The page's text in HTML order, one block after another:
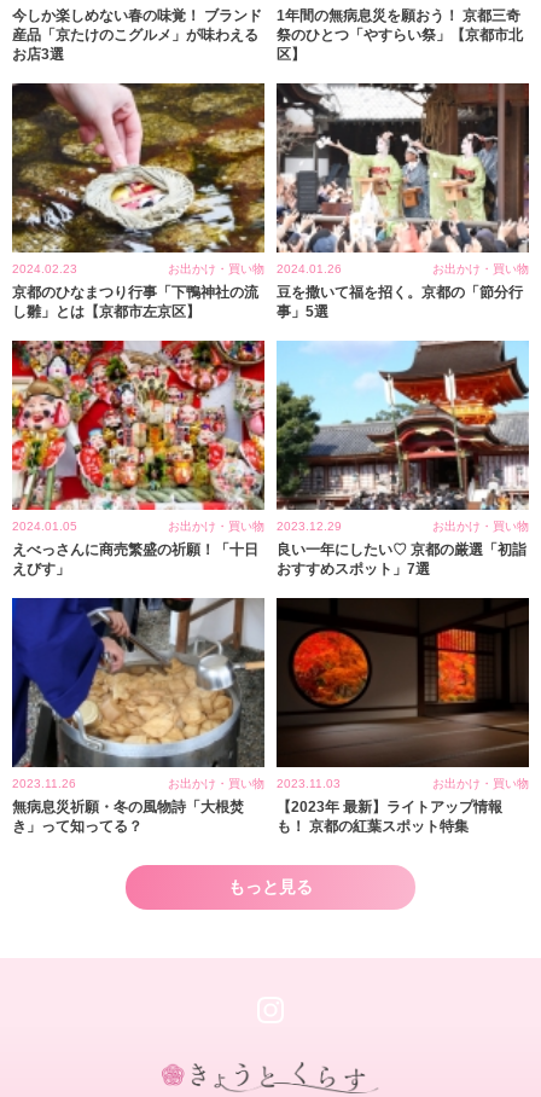
今しか楽しめない春の味覚！ ブランド
産品「京たけのこグルメ」が味わえる
お店3選
1年間の無病息災を願おう！ 京都三奇
祭のひとつ「やすらい祭」【京都市北
区】
2024.02.23 お出かけ・買い物
京都のひなまつり行事「下鴨神社の流
し雛」とは【京都市左京区】
2024.01.26 お出かけ・買い物
豆を撒いて福を招く。京都の「節分行
事」5選
2024.01.05 お出かけ・買い物
えべっさんに商売繁盛の祈願！「十日
えびす」
2023.12.29 お出かけ・買い物
良い一年にしたい♡ 京都の厳選「初詣
おすすめスポット」7選
2023.11.26 お出かけ・買い物
無病息災祈願・冬の風物詩「大根焚
き」って知ってる？
2023.11.03 お出かけ・買い物
【2023年 最新】ライトアップ情報
も！ 京都の紅葉スポット特集
もっと見る